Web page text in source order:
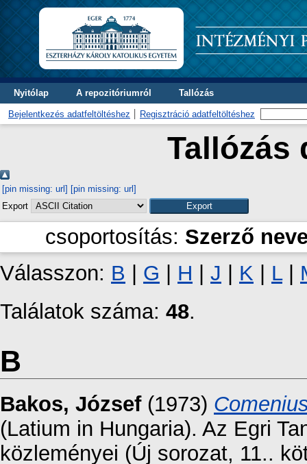
Nyitólap A repozitóriumról Tallózás
Bejelentkezés adatfeltöltéshez Regisztráció adatfeltöltéshez
Tallózás
[pin missing: url] [pin missing: url]
Export
csoportosítás: Szerző
Válasszon: B G H J K L|
Találatok száma: 48.
B
Bakos, József(1973)
(Latium in Hungaria). Az Egri
közleményei (Új sorozat, 11..